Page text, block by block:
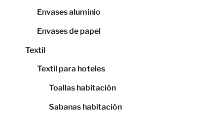
Envases aluminio
Envases de papel
Textil
Textil para hoteles
Toallas habitación
Sabanas habitación